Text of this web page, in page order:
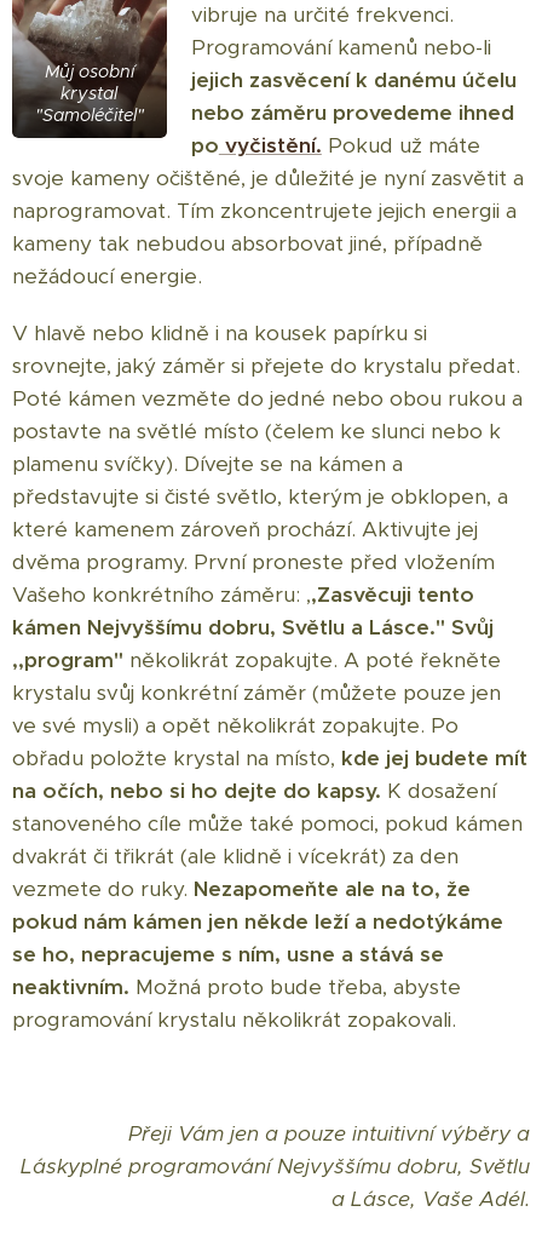
Můj osobní
krystal
"Samoléčitel"
vibruje na určité frekvenci.
Programování kamenů nebo-li
jejich zasvěcení k danému účelu
nebo záměru provedeme ihned
po vyčistění. Pokud už máte
svoje kameny očištěné, je důležité je nyní zasvětit a
naprogramovat. Tím zkoncentrujete jejich energii a
kameny tak nebudou absorbovat jiné, případně
nežádoucí energie.
V hlavě nebo klidně i na kousek papírku si
srovnejte, jaký záměr si přejete do krystalu předat.
Poté kámen vezměte do jedné nebo obou rukou a
postavte na světlé místo (čelem ke slunci nebo k
plamenu svíčky). Dívejte se na kámen a
představujte si čisté světlo, kterým je obklopen, a
které kamenem zároveň prochází. Aktivujte jej
dvěma programy. První proneste před vložením
Vašeho konkrétního záměru: ,,Zasvěcuji tento
kámen Nejvyššímu dobru, Světlu a Lásce." Svůj
,,program" několikrát zopakujte. A poté řekněte
krystalu svůj konkrétní záměr (můžete pouze jen
ve své mysli) a opět několikrát zopakujte. Po
obřadu položte krystal na místo, kde jej budete mít
na očích, nebo si ho dejte do kapsy. K dosažení
stanoveného cíle může také pomoci, pokud kámen
dvakrát či třikrát (ale klidně i vícekrát) za den
vezmete do ruky. Nezapomeňte ale na to, že
pokud nám kámen jen někde leží a nedotýkáme
se ho, nepracujeme s ním, usne a stává se
neaktivním. Možná proto bude třeba, abyste
programování krystalu několikrát zopakovali.
Přeji Vám jen a pouze intuitivní výběry a
Láskyplné programování Nejvyššímu dobru, Světlu
a Lásce, Vaše Adél.